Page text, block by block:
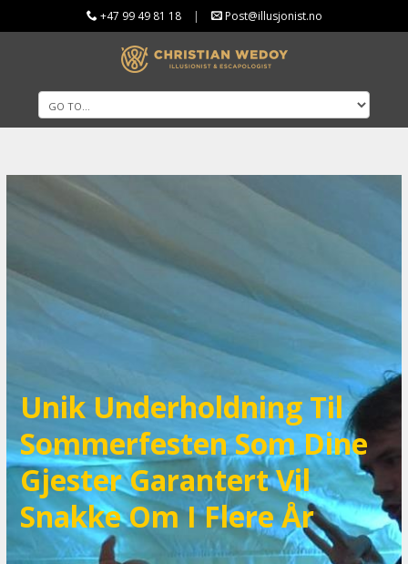
+47 99 49 81 18 | Post@illusjonist.no
Unik Underholdning Til
Sommerfesten Som Dine
Gjester Garantert Vil
Snakke Om I Flere År